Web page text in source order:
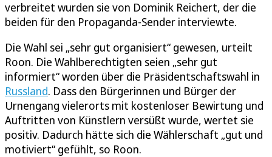
verbreitet wurden sie von Dominik Reichert, der die
beiden für den Propaganda-Sender interviewte.
Die Wahl sei „sehr gut organisiert“ gewesen, urteilt
Roon. Die Wahlberechtigten seien „sehr gut
informiert“ worden über die Präsidentschaftswahl in
Russland. Dass den Bürgerinnen und Bürger der
Urnengang vielerorts mit kostenloser Bewirtung und
Auftritten von Künstlern versüßt wurde, wertet sie
positiv. Dadurch hätte sich die Wählerschaft „gut und
motiviert“ gefühlt, so Roon.